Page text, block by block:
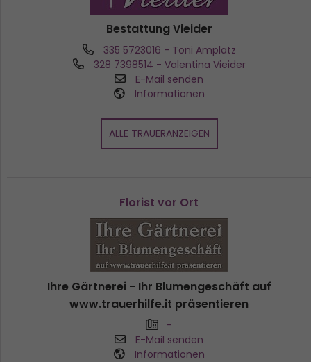
Bestattung Vieider
335 5723016 - Toni Amplatz
328 7398514 - Valentina Vieider
E-Mail senden
Informationen
ALLE TRAUERANZEIGEN
Florist vor Ort
Ihre Gärtnerei - Ihr Blumengeschäft auf
www.trauerhilfe.it präsentieren
-
E-Mail senden
Informationen